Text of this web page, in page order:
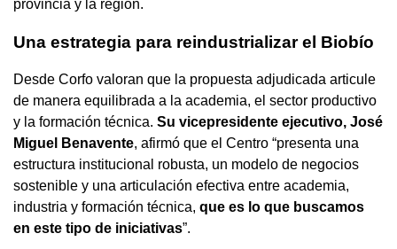
provincia y la región.
Una estrategia para reindustrializar el Biobío
Desde Corfo valoran que la propuesta adjudicada articule
de manera equilibrada a la academia, el sector productivo
y la formación técnica. Su vicepresidente ejecutivo, José
Miguel Benavente, afirmó que el Centro “presenta una
estructura institucional robusta, un modelo de negocios
sostenible y una articulación efectiva entre academia,
industria y formación técnica, que es lo que buscamos
en este tipo de iniciativas”.